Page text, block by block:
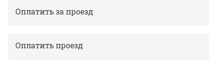
Оплатить за проезд
Оплатить проезд